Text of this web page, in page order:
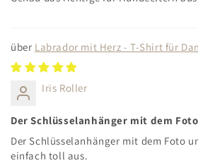
Labrador mit Herz - T-Shirt für
Iris Roller
Der Schlüsselanhänger mit dem
Der Schlüsselanhänger mit dem Foto
einfach toll aus.